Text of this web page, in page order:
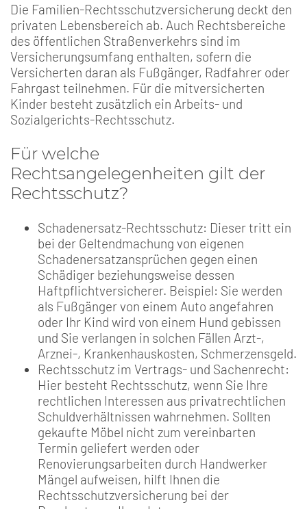
Die Familien-Rechtsschutzversicherung deckt den
privaten Lebensbereich ab. Auch Rechtsbereiche
des öffentlichen Straßenverkehrs sind im
Versicherungsumfang enthalten, sofern die
Versicherten daran als Fußgänger, Radfahrer oder
Fahrgast teilnehmen. Für die mitversicherten
Kinder besteht zusätzlich ein Arbeits- und
Sozialgerichts-Rechtsschutz.
Für welche
Rechtsangelegenheiten gilt der
Rechtsschutz?
Schadenersatz-Rechtsschutz: Dieser tritt ein
bei der Geltendmachung von eigenen
Schadenersatzansprüchen gegen einen
Schädiger beziehungsweise dessen
Haftpflichtversicherer. Beispiel: Sie werden
als Fußgänger von einem Auto angefahren
oder Ihr Kind wird von einem Hund gebissen
und Sie verlangen in solchen Fällen Arzt-,
Arznei-, Krankenhauskosten, Schmerzensgeld.
Rechtsschutz im Vertrags- und Sachenrecht:
Hier besteht Rechtsschutz, wenn Sie Ihre
rechtlichen Interessen aus privatrechtlichen
Schuldverhältnissen wahrnehmen. Sollten
gekaufte Möbel nicht zum vereinbarten
Termin geliefert werden oder
Renovierungsarbeiten durch Handwerker
Mängel aufweisen, hilft Ihnen die
Rechtsschutzversicherung bei der